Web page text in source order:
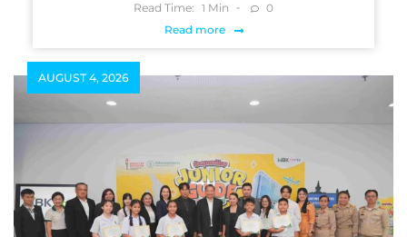
Read Time: 1 Min
0
Read more
AUGUST 4, 2026